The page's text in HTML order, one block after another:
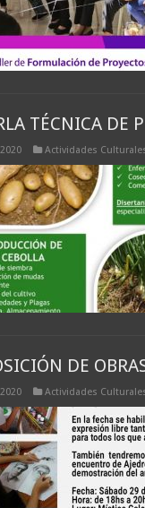
TÉCNICA DE
Actividades
DE
Actividades